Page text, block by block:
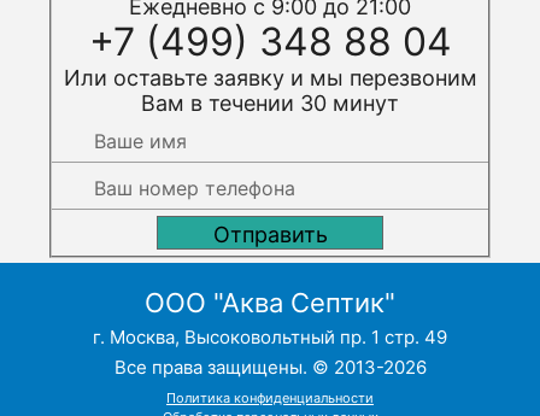
Ежедневно с 9:00 до 21:00
+7 (499) 348 88 04
Или оставьте заявку и мы перезвоним
Вам в течении 30 минут
ООО "Аква Септик"
г. Москва, Высоковольтный пр. 1 стр. 49
Все права защищены. © 2013-2026
Политика конфиденциальности